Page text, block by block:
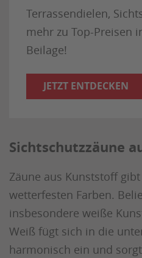
Terrassendielen,
mehr zu Top-Preisen
Beilage!
JETZT ENTDECKEN
Sichtschutzzäune
Zäune aus Kunststoff
wetterfesten Farben.
insbesondere weiße
Weiß fügt sich in die
harmonisch ein und